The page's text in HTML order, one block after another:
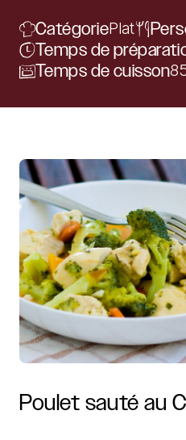
CatégoriePlat
Temps de
Temps de cuisson
Poulet sauté au